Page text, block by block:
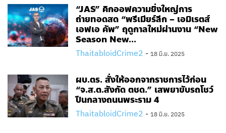
“JAS” คิกออฟความยิ่งใหญ่การ
ถ่ายทอดสด “พรีเมียร์ลีก – เอมิเรตส์
เอฟเอ คัพ” ฤดูกาลใหม่ผ่านงาน “New
Season New...
ThaitabloidCrime2 - 18 มิ.ย. 2025
ผบ.ตร. สั่งให้ออกจากราชการไว้ก่อน
“จ.ส.ต.สังกัด ตชด.” เสพยาขับรถโชว์
ปืนกลางถนนพระราม 4
ThaitabloidCrime2 - 18 มิ.ย. 2025